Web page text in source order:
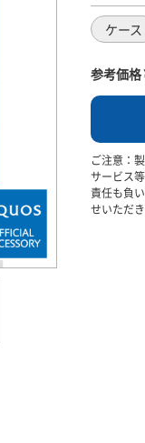
ケース
参考価格
ご注意：
サービス
責任も負
せいただ